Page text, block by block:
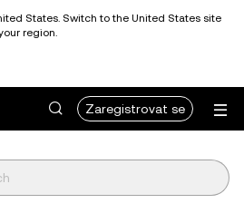
States. Switch to the United States site
region.
Zaregistrovat se